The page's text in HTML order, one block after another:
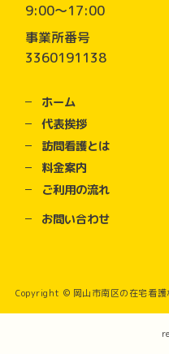
9:00～17:00
事業所番号
3360191138
ホーム
代表挨拶
訪問看護とは
料金案内
ご利用の流れ
お問い合わせ
Copyright © 岡山市南区の在宅看